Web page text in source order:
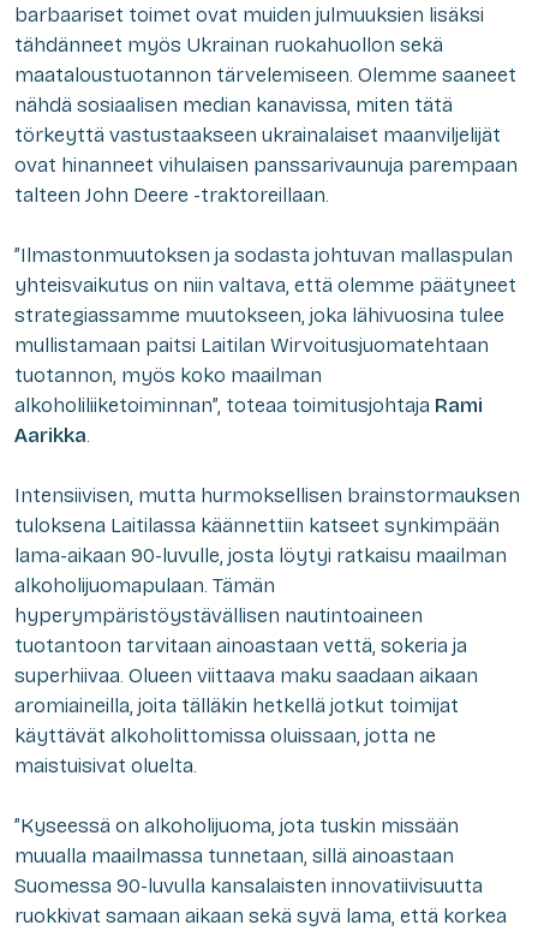
barbaariset toimet ovat muiden julmuuksien lisäksi
tähdänneet myös Ukrainan ruokahuollon sekä
maataloustuotannon tärvelemiseen. Olemme saaneet
nähdä sosiaalisen median kanavissa, miten tätä
törkeyttä vastustaakseen ukrainalaiset maanviljelijät
ovat hinanneet vihulaisen panssarivaunuja parempaan
talteen John Deere -traktoreillaan.
”Ilmastonmuutoksen ja sodasta johtuvan mallaspulan
yhteisvaikutus on niin valtava, että olemme päätyneet
strategiassamme muutokseen, joka lähivuosina tulee
mullistamaan paitsi Laitilan Wirvoitusjuomatehtaan
tuotannon, myös koko maailman
alkoholiliiketoiminnan”, toteaa toimitusjohtaja Rami
Aarikka.
Intensiivisen, mutta hurmoksellisen brainstormauksen
tuloksena Laitilassa käännettiin katseet synkimpään
lama-aikaan 90-luvulle, josta löytyi ratkaisu maailman
alkoholijuomapulaan. Tämän
hyperympäristöystävällisen nautintoaineen
tuotantoon tarvitaan ainoastaan vettä, sokeria ja
superhiivaa. Olueen viittaava maku saadaan aikaan
aromiaineilla, joita tälläkin hetkellä jotkut toimijat
käyttävät alkoholittomissa oluissaan, jotta ne
maistuisivat oluelta.
”Kyseessä on alkoholijuoma, jota tuskin missään
muualla maailmassa tunnetaan, sillä ainoastaan
Suomessa 90-luvulla kansalaisten innovatiivisuutta
ruokkivat samaan aikaan sekä syvä lama, että korkea